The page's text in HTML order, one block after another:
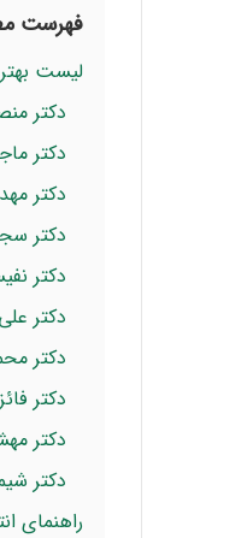
فهرست
لیست
دکتر
دکتر
دکتر
دکتر
دکتر
دکتر
دکتر
دکتر
دکتر
دکتر
راهنمای